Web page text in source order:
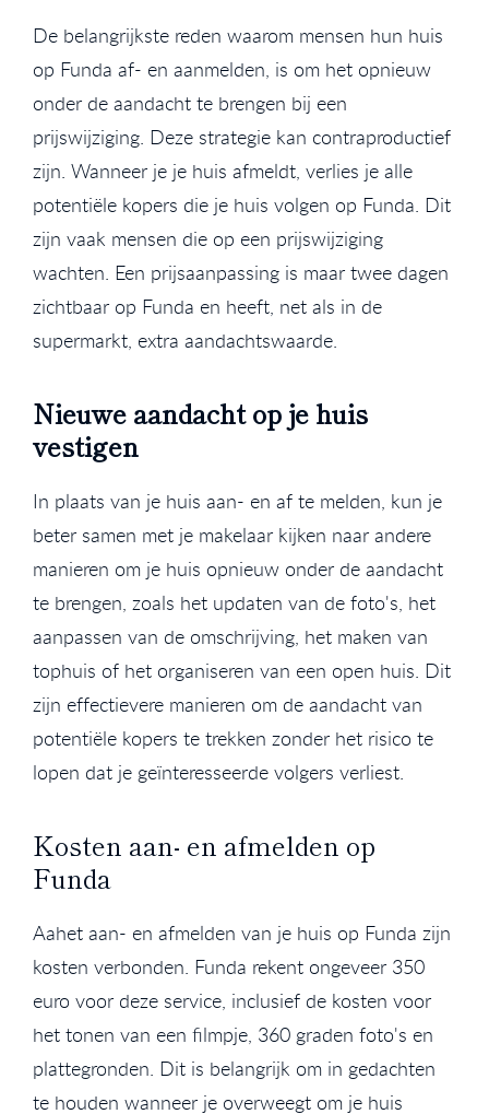
De belangrijkste reden waarom mensen hun huis
op Funda af- en aanmelden, is om het opnieuw
onder de aandacht te brengen bij een
prijswijziging. Deze strategie kan contraproductief
zijn. Wanneer je je huis afmeldt, verlies je alle
potentiële kopers die je huis volgen op Funda. Dit
zijn vaak mensen die op een prijswijziging
wachten. Een prijsaanpassing is maar twee dagen
zichtbaar op Funda en heeft, net als in de
supermarkt, extra aandachtswaarde.
Nieuwe aandacht op je huis
vestigen
In plaats van je huis aan- en af te melden, kun je
beter samen met je makelaar kijken naar andere
manieren om je huis opnieuw onder de aandacht
te brengen, zoals het updaten van de foto's, het
aanpassen van de omschrijving, het maken van
tophuis of het organiseren van een open huis. Dit
zijn effectievere manieren om de aandacht van
potentiële kopers te trekken zonder het risico te
lopen dat je geïnteresseerde volgers verliest.
Kosten aan- en afmelden op
Funda
Aahet aan- en afmelden van je huis op Funda zijn
kosten verbonden. Funda rekent ongeveer 350
euro voor deze service, inclusief de kosten voor
het tonen van een filmpje, 360 graden foto's en
plattegronden. Dit is belangrijk om in gedachten
te houden wanneer je overweegt om je huis